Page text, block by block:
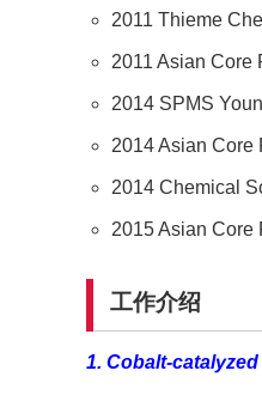
2011 Thieme
2011 Asian Core
2014 SPMS
2014 Asian Core
2014 Chemical
2015 Asian Core
工作介绍
1. Cobalt-